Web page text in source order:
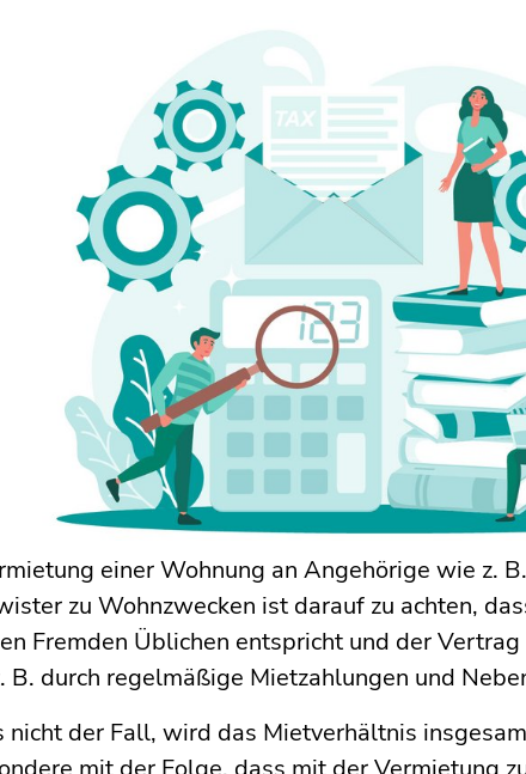
einer Wohnung an Angehörige wie z.
zu Wohnzwecken ist darauf zu achten,
Fremden Üblichen entspricht und der
B. durch regelmäßige Mietzahlungen und
nicht der Fall, wird das Mietverhältnis